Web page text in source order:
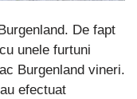
De fapt
unele furtuni
Burgenland vineri.
efectuat